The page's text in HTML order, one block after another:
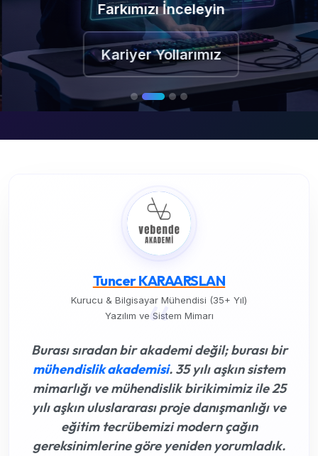
Farkımızı İnceleyin
Kariyer Yollarımız
Tuncer KARAARSLAN
Kurucu & Bilgisayar Mühendisi (35+ Yıl)
Yazılım ve Sistem Mimarı
“
Burası sıradan bir akademi değil; burası bir
mühendislik akademisi. 35 yılı aşkın sistem
mimarlığı ve mühendislik birikimimiz ile 25
yılı aşkın uluslararası proje danışmanlığı ve
eğitim tecrübemizi modern çağın
gereksinimlerine göre yeniden yorumladık.